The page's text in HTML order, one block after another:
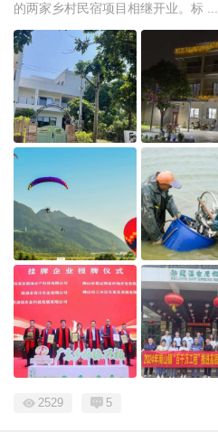
的两家乡村民宿项目相继开业。标 ...
2529 5